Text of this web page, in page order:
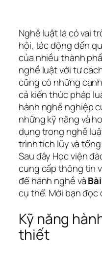
Nghề luật là có vai
hội, tác động đến
của nhiều thành
nghề luật với tư
cũng có những
cả kiến ​​thức pháp
hành nghề nghiệp
những kỹ năng và
dụng trong nghề
trình tích lũy và
Sau đây Học viện
cung cấp thông tin
để hành nghề và
cụ thể. Mời bạn
Kỹ năng
thiết